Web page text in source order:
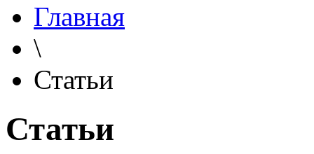
Главная
\
Статьи
Статьи